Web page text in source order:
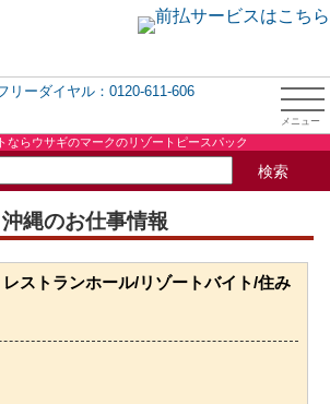
ならウサギのマークのリゾートピースパック
沖縄のお仕事情報
レストランホール/リゾートバイト/住み